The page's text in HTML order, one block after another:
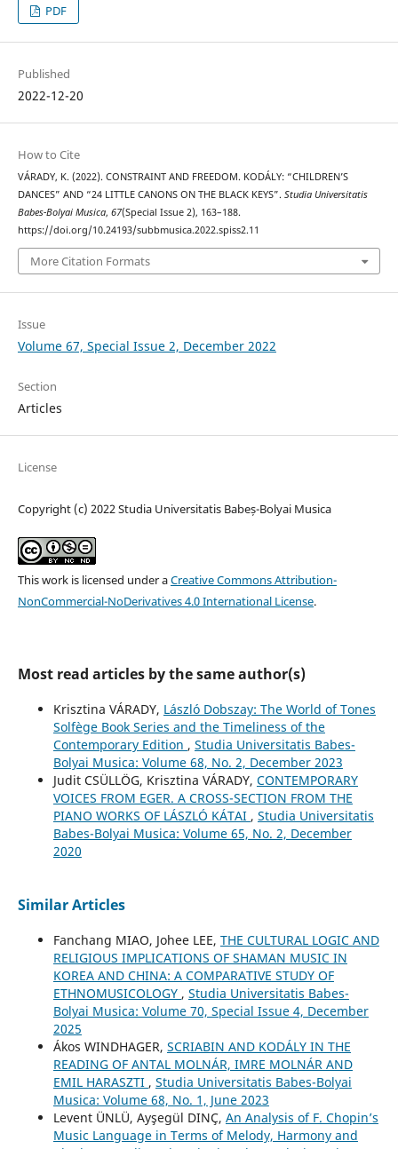
PDF
Published
2022-12-20
How to Cite
VÁRADY, K. (2022). CONSTRAINT AND FREEDOM. KODÁLY: “CHILDREN’S
DANCES” AND “24 LITTLE CANONS ON THE BLACK KEYS”. Studia Universitatis
Babes-Bolyai Musica, 67(Special Issue 2), 163–188.
https://doi.org/10.24193/subbmusica.2022.spiss2.11
More Citation Formats
Issue
Volume 67, Special Issue 2, December 2022
Section
Articles
License
Copyright (c) 2022 Studia Universitatis Babeș-Bolyai Musica
This work is licensed under aCreative Commons Attribution-
NonCommercial-NoDerivatives 4.0 International License.
Most read articles by the same author(s)
Krisztina VÁRADY, László Dobszay: The World of Tones
Solfège Book Series and the Timeliness of the
Contemporary Edition , Studia Universitatis Babes-
Bolyai Musica: Volume 68, No. 2, December 2023
Judit CSÜLLÖG, Krisztina VÁRADY, CONTEMPORARY
VOICES FROM EGER. A CROSS-SECTION FROM THE
PIANO WORKS OF LÁSZLÓ KÁTAI , Studia Universitatis
Babes-Bolyai Musica: Volume 65, No. 2, December
2020
Similar Articles
Fanchang MIAO, Johee LEE, THE CULTURAL LOGIC AND
RELIGIOUS IMPLICATIONS OF SHAMAN MUSIC IN
KOREA AND CHINA: A COMPARATIVE STUDY OF
ETHNOMUSICOLOGY , Studia Universitatis Babes-
Bolyai Musica: Volume 70, Special Issue 4, December
2025
Ákos WINDHAGER, SCRIABIN AND KODÁLY IN THE
READING OF ANTAL MOLNÁR, IMRE MOLNÁR AND
EMIL HARASZTI , Studia Universitatis Babes-Bolyai
Musica: Volume 68, No. 1, June 2023
Levent ÜNLÜ, Ayşegül DINÇ, An Analysis of F. Chopin’s
Music Language in Terms of Melody, Harmony and